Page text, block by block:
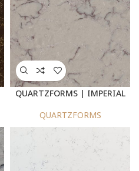
QUARTZFORMS | IMPERIAL
QUARTZFORMS